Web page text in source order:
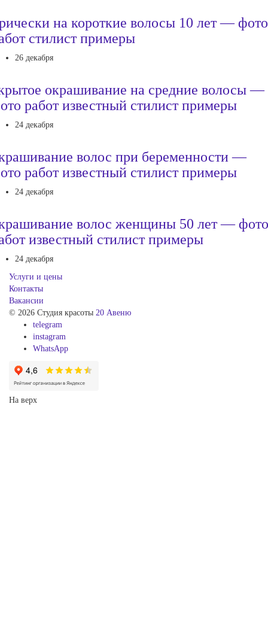
на короткие волосы 10 лет — фото
стилист примеры
26 декабря
окрашивание на средние волосы —
работ известный стилист примеры
24 декабря
волос при беременности —
работ известный стилист примеры
24 декабря
волос женщины 50 лет — фото
известный стилист примеры
24 декабря
Услуги и цены
Контакты
Вакансии
© 2026 Студия красоты 20 Авеню
telegram
instagram
WhatsApp
На верх